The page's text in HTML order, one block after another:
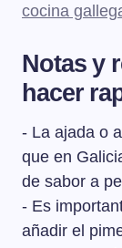
cocina
Notas y
hacer
- La ajada o
que en
de sabor a
- Es
añadir el